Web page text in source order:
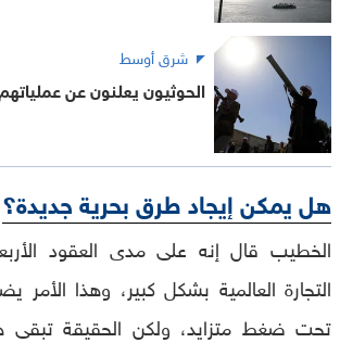
شرق أوسط
الحوثيون يعلنون عن عملياتهم
هل يمكن إيجاد طرق بحرية جديدة؟
الخطيب قال إنه على مدى العقود
التجارة العالمية بشكل كبير، وهذا الأمر
تحت ضغط متزايد، ولكن الحقيقة تبقى